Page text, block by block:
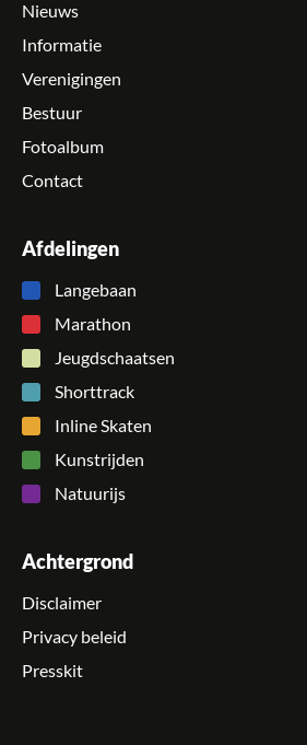
Nieuws
Informatie
Verenigingen
Bestuur
Fotoalbum
Contact
Afdelingen
Langebaan
Marathon
Jeugdschaatsen
Shorttrack
Inline Skaten
Kunstrijden
Natuurijs
Achtergrond
Disclaimer
Privacy beleid
Presskit